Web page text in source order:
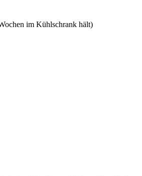
im Kühlschrank hält)